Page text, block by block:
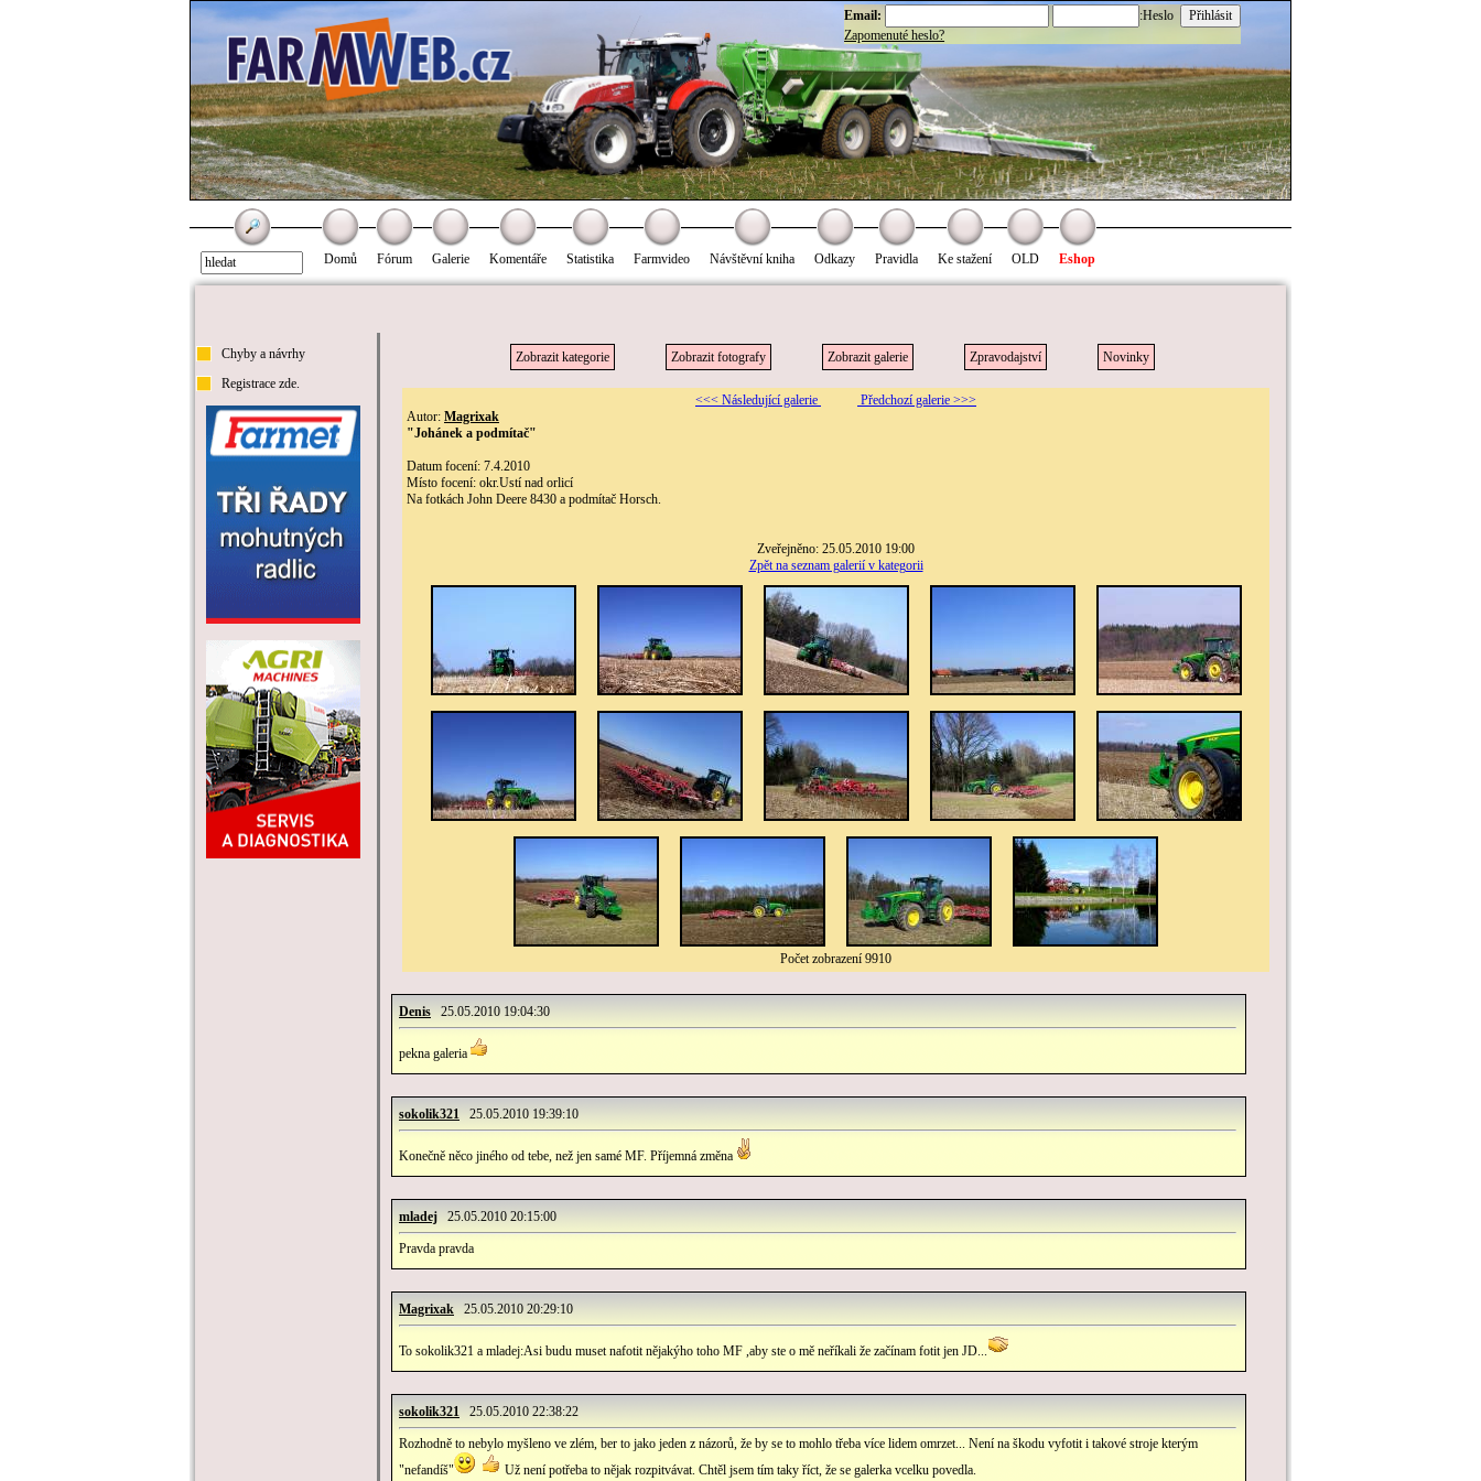
Email:
:Heslo
Zapomenuté heslo?
Domů Fórum Galerie Komentáře Statistika Farmvideo Návštěvní kniha Odkazy Pravidla Ke stažení OLD Eshop
Chyby a návrhy
Registrace zde.
Zobrazit kategorie Zobrazit fotografy Zobrazit galerie Zpravodajství Novinky
<<< Následující galerie
Předchozí galerie >>>
Autor: Magrixak
"Johánek a podmítač"
Datum focení: 7.4.2010
Místo focení: okr.Ustí nad orlicí
Na fotkách John Deere 8430 a podmítač Horsch.
Zveřejněno: 25.05.2010 19:00
Zpět na seznam galerií v kategorii
Počet zobrazení 9910
Denis 25.05.2010 19:04:30
pekna galeria
sokolik321 25.05.2010 19:39:10
Konečně něco jiného od tebe, než jen samé MF. Příjemná změna
mladej 25.05.2010 20:15:00
Pravda pravda
Magrixak 25.05.2010 20:29:10
To sokolik321 a mladej:Asi budu muset nafotit nějakýho toho MF ,aby ste o mě neříkali že začínam fotit jen JD...
sokolik321 25.05.2010 22:38:22
Rozhodně to nebylo myšleno ve zlém, ber to jako jeden z názorů, že by se to mohlo třeba více lidem omrzet... Není na škodu vyfotit i takové stroje kterým
"nefandíš"
Už není potřeba to nějak rozpitvávat. Chtěl jsem tím taky říct, že se galerka vcelku povedla.